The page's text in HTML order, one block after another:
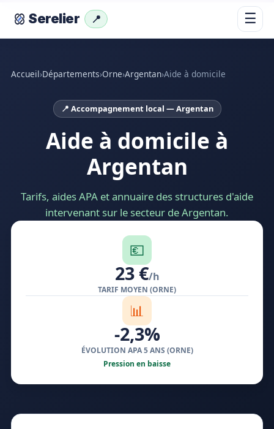
Serelier 📍 ☰
Accueil›Départements›Orne›Argentan›Aide à domicile
📍 Accompagnement local — Argentan
Aide à domicile à
Argentan
Tarifs, aides APA et annuaire des structures d'aide
intervenant sur le secteur de Argentan.
💶
23 €/h
TARIF MOYEN (ORNE)
📊
-2,3%
ÉVOLUTION APA 5 ANS (ORNE)
Pression en baisse